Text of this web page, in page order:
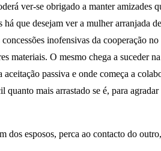
ver-se obrigado a manter amizades
que desejam ver a mulher arranjada
inofensivas da cooperação
O mesmo chega a suceder
passiva e onde começa a
mais arrastado se é, para
esposos, perca ao contacto do